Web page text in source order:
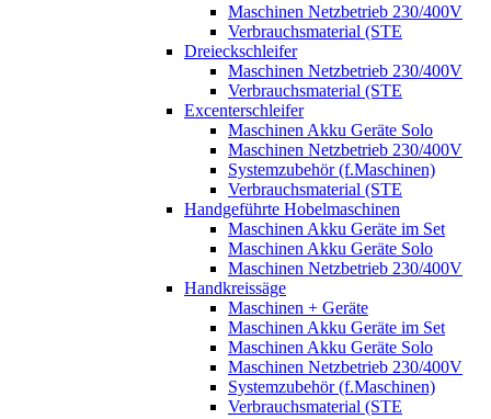
Maschinen Netzbetrieb 230/400V
Verbrauchsmaterial (STE
Dreieckschleifer
Maschinen Netzbetrieb 230/400V
Verbrauchsmaterial (STE
Excenterschleifer
Maschinen Akku Geräte Solo
Maschinen Netzbetrieb 230/400V
Systemzubehör (f.Maschinen)
Verbrauchsmaterial (STE
Handgeführte Hobelmaschinen
Maschinen Akku Geräte im Set
Maschinen Akku Geräte Solo
Maschinen Netzbetrieb 230/400V
Handkreissäge
Maschinen + Geräte
Maschinen Akku Geräte im Set
Maschinen Akku Geräte Solo
Maschinen Netzbetrieb 230/400V
Systemzubehör (f.Maschinen)
Verbrauchsmaterial (STE